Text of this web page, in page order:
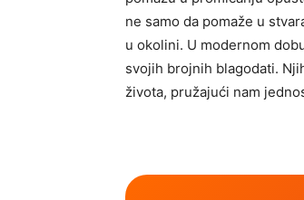
ne samo da pomaže u
u okolini. U modernom
svojih brojnih blagodati.
života, pružajući nam